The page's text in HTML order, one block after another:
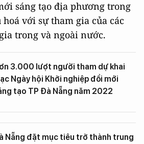
sáng tạo địa phương trong
với sự tham gia của các
trong và ngoài nước.
3.000 lượt người tham dự khai
Ngày hội Khởi nghiệp đổi mới
tạo TP Đà Nẵng năm 2022
Nẵng đặt mục tiêu trở thành trung